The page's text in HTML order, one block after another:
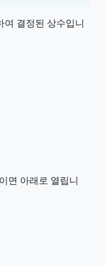
여 결정된 상수입니
면 아래로 열립니